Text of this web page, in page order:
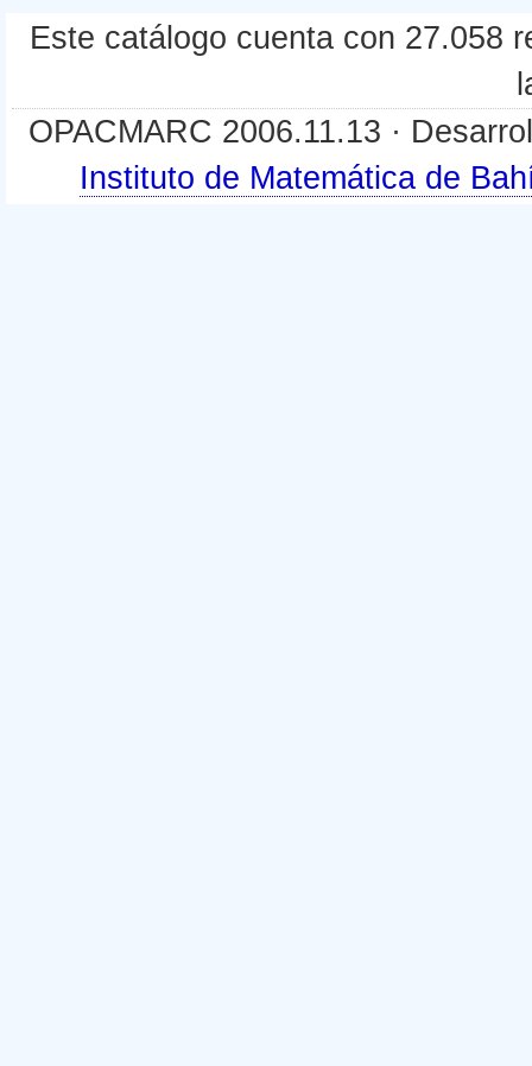
Este catálogo cuenta con 27.058
OPACMARC 2006.11.13 ·
Instituto de Matemática de